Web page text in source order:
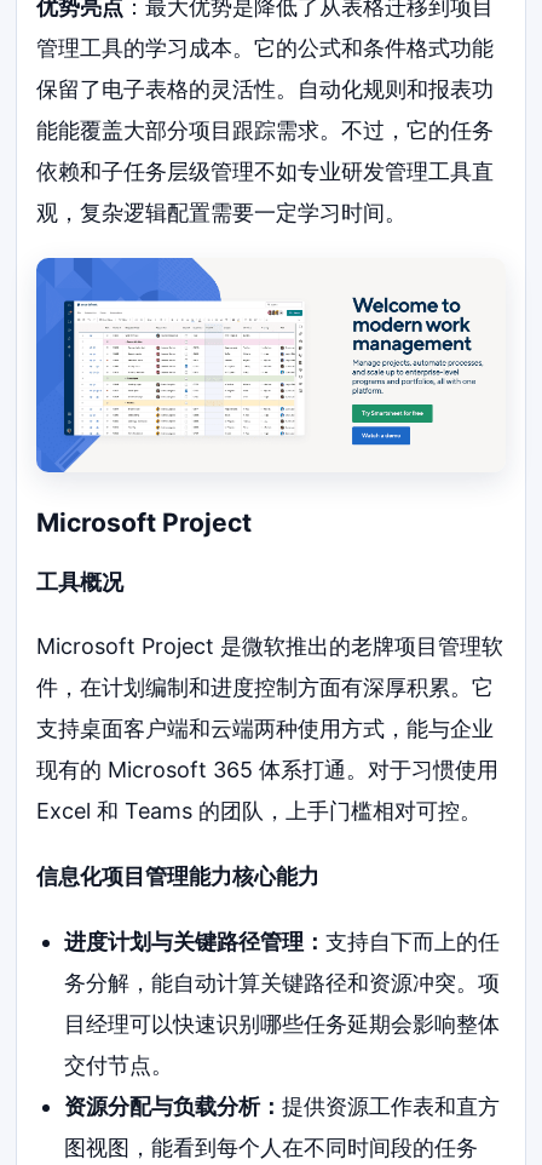
优势亮点 ：最大优势是降低了从表格迁移到项目
管理工具的学习成本。它的公式和条件格式功能
保留了电子表格的灵活性。自动化规则和报表功
能能覆盖大部分项目跟踪需求。不过，它的任务
依赖和子任务层级管理不如专业研发管理工具直
观，复杂逻辑配置需要一定学习时间。
Microsoft Project
工具概况
Microsoft Project 是微软推出的老牌项目管理软
件，在计划编制和进度控制方面有深厚积累。它
支持桌面客户端和云端两种使用方式，能与企业
现有的 Microsoft 365 体系打通。对于习惯使用
Excel 和 Teams 的团队，上手门槛相对可控。
信息化项目管理能力核心能力
进度计划与关键路径管理： 支持自下而上的任
务分解，能自动计算关键路径和资源冲突。项
目经理可以快速识别哪些任务延期会影响整体
交付节点。
资源分配与负载分析： 提供资源工作表和直方
图视图，能看到每个人在不同时间段的任务